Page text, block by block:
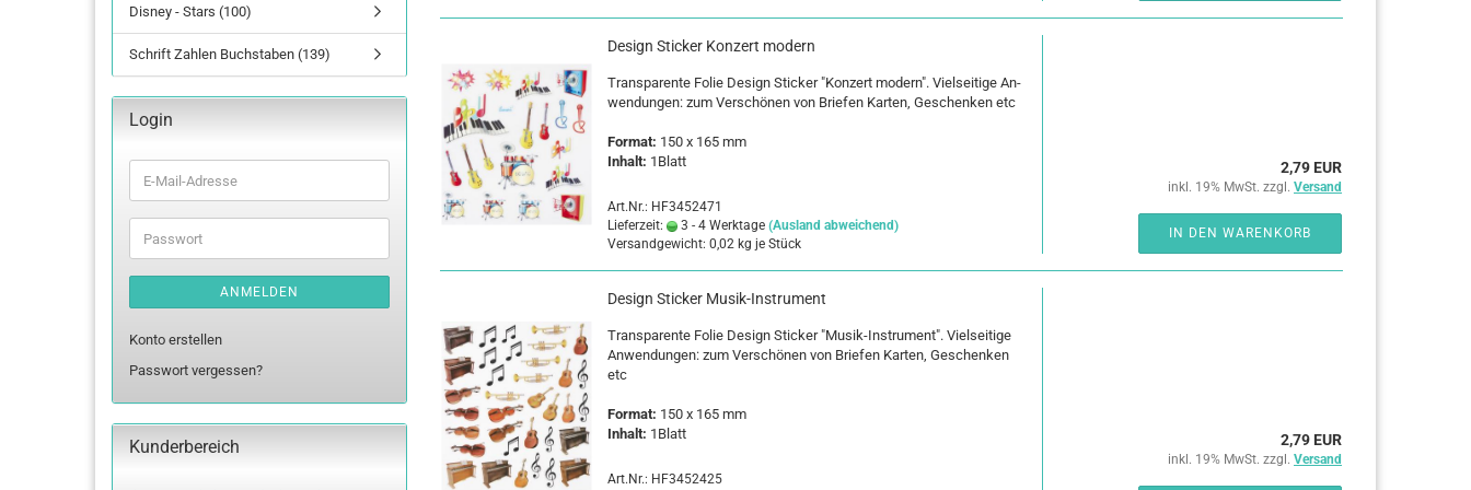
De­sign Sti­cker Kon­zert mo­dern
Trans­pa­ren­te Folie De­sign Sti­cker "Kon­zert mo­dern". Viel­sei­ti­ge An­
wen­dun­gen: zum Ver­schö­nen von Brie­fen Kar­ten, Ge­schen­ken etc
For­mat: 150 x 165 mm
In­halt: 1Blatt
Art.Nr.: HF3452471
Lieferzeit:
3 - 4 Werktage (Ausland abweichend)
Versandgewicht: 0,02 kg je Stück
2,79 EUR
inkl. 19% MwSt. zzgl. Versand
IN DEN WARENKORB
De­sign Sti­cker Musik-​​In­stru­ment
Trans­pa­ren­te Folie De­sign Sti­cker "Musik-​Instrument". Viel­sei­ti­ge
An­wen­dun­gen: zum Ver­schö­nen von Brie­fen Kar­ten, Ge­schen­ken
etc
For­mat: 150 x 165 mm
In­halt: 1Blatt
Art.Nr.: HF3452425
2,79 EUR
inkl. 19% MwSt. zzgl. Versand
Disney - Stars (100)
Schrift Zahlen Buchstaben (139)
Login
E-
Mail-
Adresse
Passwort
ANMELDEN
Konto erstellen
Passwort vergessen?
Kunderbereich